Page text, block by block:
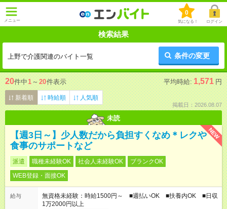
メニュー
0
気になる！ ログイン
検索結果
上野で介護関連のバイト一覧 条件の変更
20件中1 ～ 20件表示 平均時給: 1,571 円
新着順 時給順 人気順
掲載日：2026.08.07
未読
NEW
【週3日～】少人数だから負担すくなめ＊レクや
食事のサポートなど
派遣 職種未経験OK 社会人未経験OK
ブランクOK
WEB登録・面接OK
給与
無資格未経験：時給1500円～ ■週払いOK ■扶養内OK ■日収
1万2000円以上